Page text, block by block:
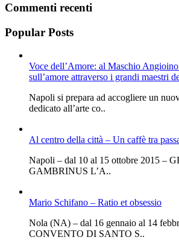
Commenti recenti
Popular Posts
Voce dell’Amore: al Maschio
sull’amore attraverso i grandi maestri
Napoli si prepara ad accogliere un
dedicato all’arte co..
Al centro della città – Un caffè tra
Napoli – dal 10 al 15 ottobre 2015 –
GAMBRINUS L’A..
Mario Schifano – Ratio et obsessio
Nola (NA) – dal 16 gennaio al 14
CONVENTO DI SANTO S..